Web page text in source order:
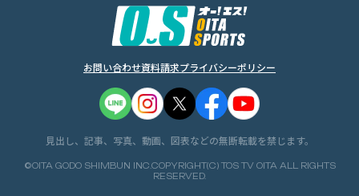
お問い合わせ資料請求プライバシーポリシー
見出し、記事、写真、動画、図表などの無断転載を禁じます。
©OITA GODO SHIMBUN INC.COPYRIGHT(C) TOS TV OITA ALL RIGHTS
RESERVED.